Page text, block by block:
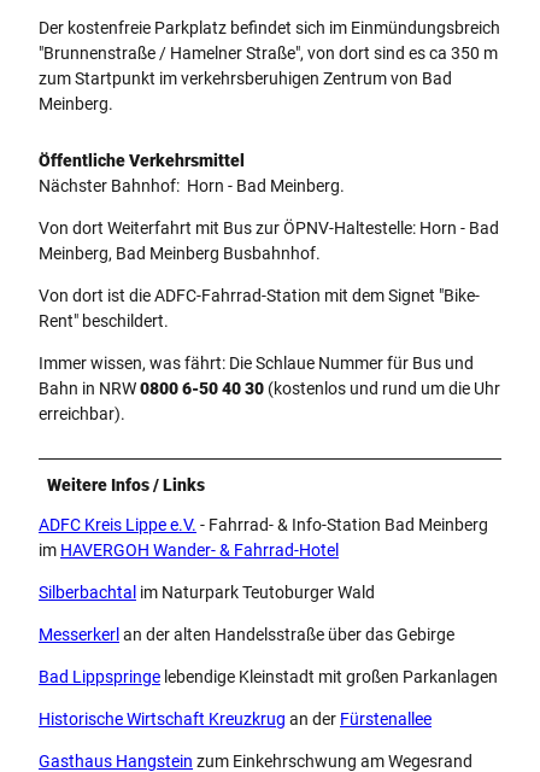
Der kostenfreie Parkplatz befindet sich im Einmündungsbreich
"Brunnenstraße / Hamelner Straße", von dort sind es ca 350 m
zum Startpunkt im verkehrsberuhigen Zentrum von Bad
Meinberg.
Öffentliche Verkehrsmittel
Nächster Bahnhof: Horn - Bad Meinberg.
Von dort Weiterfahrt mit Bus zur ÖPNV-Haltestelle: Horn - Bad
Meinberg, Bad Meinberg Busbahnhof.
Von dort ist die ADFC-Fahrrad-Station mit dem Signet "Bike-
Rent" beschildert.
Immer wissen, was fährt: Die Schlaue Nummer für Bus und
Bahn in NRW0800 6-50 40 30 (kostenlos und rund um die Uhr
erreichbar).
Weitere Infos / Links
ADFC Kreis Lippe e.V. - Fahrrad- & Info-Station Bad Meinberg
im HAVERGOH Wander- & Fahrrad-Hotel
Silberbachtal im Naturpark Teutoburger Wald
Messerkerl an der alten Handelsstraße über das Gebirge
Bad Lippspringe lebendige Kleinstadt mit großen Parkanlagen
Historische Wirtschaft Kreuzkrug an der Fürstenallee
Gasthaus Hangstein zum Einkehrschwung am Wegesrand